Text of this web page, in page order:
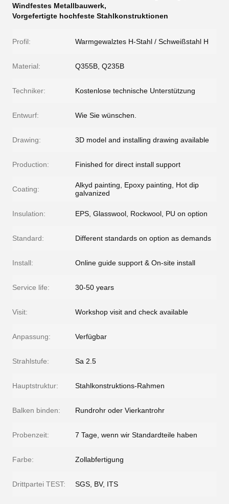
Windfestes Metallbauwerk,
Vorgefertigte hochfeste Stahlkonstruktionen
Profil: Warmgewalztes H-Stahl / Schweißstahl H
Material: Q355B, Q235B
Techniker: Kostenlose technische Unterstützung
Entwurf: Wie Sie wünschen.
Drawing: 3D model and installing drawing available
Production: Finished for direct install support
Coating:
Alkyd painting, Epoxy painting, Hot dip
galvanized
Insulation: EPS, Glasswool, Rockwool, PU on option
Standard: Different standards on option as demands
Install: Online guide support & On-site install
Service life: 30-50 years
Visit: Workshop visit and check available
Anpassung: Verfügbar
Strahlstufe: Sa 2.5
Hauptstruktur: Stahlkonstruktions-Rahmen
Balken binden: Rundrohr oder Vierkantrohr
Probenzeit: 7 Tage, wenn wir Standardteile haben
Farbe: Zollabfertigung
Drittpartei TEST: SGS, BV, ITS